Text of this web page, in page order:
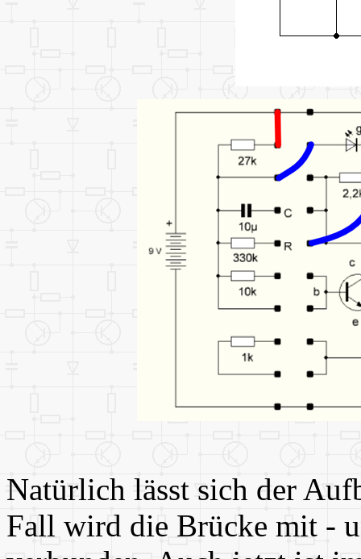
Natürlich lässt sich der
Fall wird die Brücke mit -